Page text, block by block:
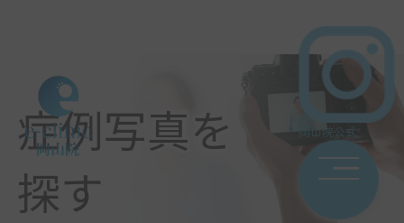
岡山院公式
症例写真を
探す